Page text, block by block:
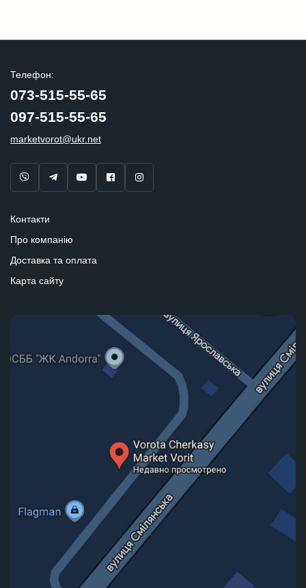
Телефон:
073-515-55-65
097-515-55-65
marketvorot@ukr.net
Контакти
Про компанію
Доставка та оплата
Карта сайту